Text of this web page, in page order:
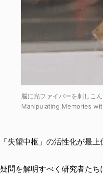
脳に光ファイバーを刺しこ
Manipulating Memories
「失望中枢」の活性化が最上
疑問を解明すべく研究者た